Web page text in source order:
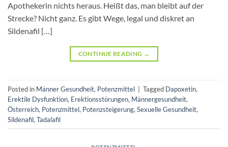
Apothekerin nichts heraus. Heißt das, man bleibt auf der
Strecke? Nicht ganz. Es gibt Wege, legal und diskret an
Sildenafil […]
CONTINUE READING →
Posted in Männer Gesundheit, Potenzmittel Tagged Dapoxetin,
Erektile Dysfunktion, Erektionsstörungen, Männergesundheit,
Österreich, Potenzmittel, Potenzsteigerung, Sexuelle Gesundheit,
Sildenafil, Tadalafil